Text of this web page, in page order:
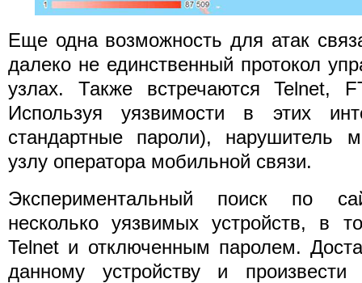
Еще одна возможность для атак
далеко не единственный протокол
узлах. Также встречаются Telnet,
Используя уязвимости в этих
стандартные пароли), нарушитель
узлу оператора мобильной связи.
Экспериментальный поиск по
несколько уязвимых устройств, в
Telnet и отключенным паролем.
данному устройству и